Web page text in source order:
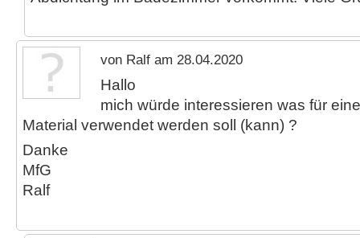
von Ralf am 28.04.2020
Hallo
mich würde interessieren was für
Material verwendet werden soll (kann) ?
Danke
MfG
Ralf